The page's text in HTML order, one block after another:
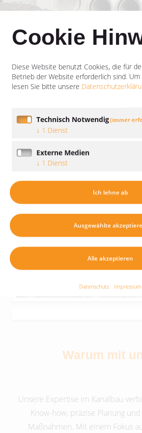
Warum mit
Unsere Expertise im Kanalbau
Know-how, präzise Planung
Maßnahmen. Mit einem Fokus
Cookie
Diese Website benutzt Cookies, die für
Betrieb der Website erforderlich sind. Um
lesen Sie bitte unsere
Technisch Notwendig(immer
↓ 1 Dienst
Externe Medien
↓ 1 Dienst
Ich lehne ab
Ausgewählte
Alle akzeptieren
Datenschutz Impressum